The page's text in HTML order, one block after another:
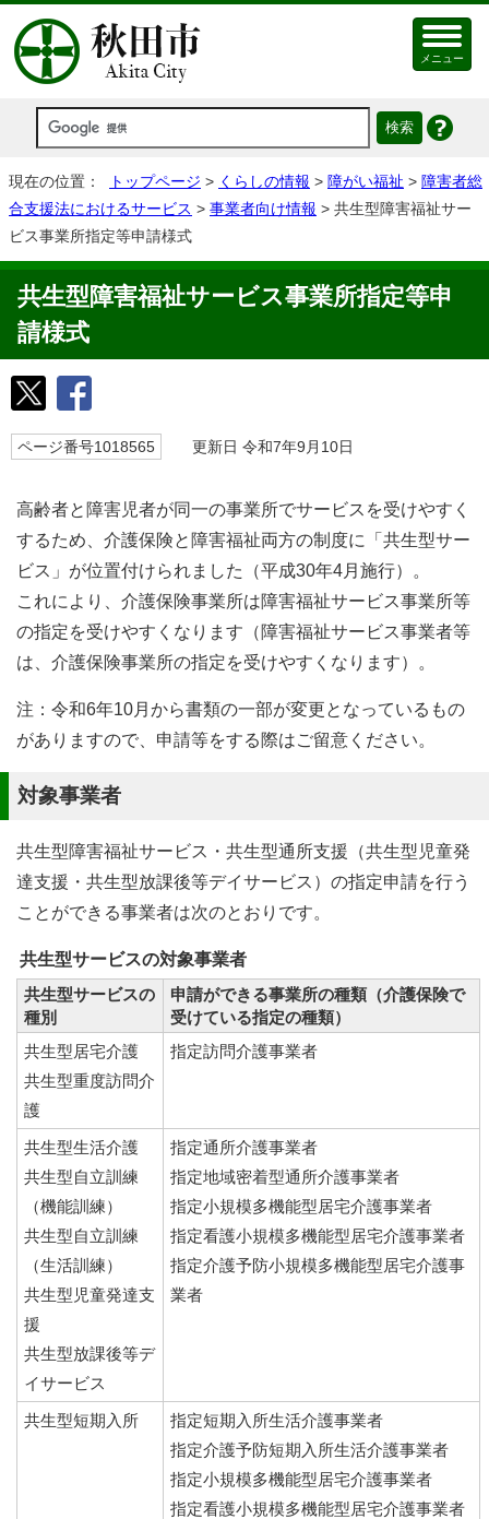
メニュー
現在の位置： トップページ > くらしの情報 > 障がい福祉 > 障害者総
合支援法におけるサービス > 事業者向け情報 > 共生型障害福祉サー
ビス事業所指定等申請様式
共生型障害福祉サービス事業所指定等申
請様式
ページ番号1018565 更新日 令和7年9月10日
高齢者と障害児者が同一の事業所でサービスを受けやすく
するため、介護保険と障害福祉両方の制度に「共生型サー
ビス」が位置付けられました（平成30年4月施行）。
これにより、介護保険事業所は障害福祉サービス事業所等
の指定を受けやすくなります（障害福祉サービス事業者等
は、介護保険事業所の指定を受けやすくなります）。
注：令和6年10月から書類の一部が変更となっているもの
がありますので、申請等をする際はご留意ください。
対象事業者
共生型障害福祉サービス・共生型通所支援（共生型児童発
達支援・共生型放課後等デイサービス）の指定申請を行う
ことができる事業者は次のとおりです。
共生型サービスの対象事業者
共生型サービスの
種別
申請ができる事業所の種類（介護保険で
受けている指定の種類）
共生型居宅介護
共生型重度訪問介
護
指定訪問介護事業者
共生型生活介護
共生型自立訓練
（機能訓練）
共生型自立訓練
（生活訓練）
共生型児童発達支
援
共生型放課後等デ
イサービス
指定通所介護事業者
指定地域密着型通所介護事業者
指定小規模多機能型居宅介護事業者
指定看護小規模多機能型居宅介護事業者
指定介護予防小規模多機能型居宅介護事
業者
共生型短期入所
指定短期入所生活介護事業者
指定介護予防短期入所生活介護事業者
指定小規模多機能型居宅介護事業者
指定看護小規模多機能型居宅介護事業者